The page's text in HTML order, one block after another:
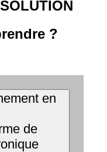
?
en
de